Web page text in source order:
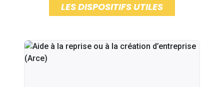
LES DISPOSITIFS UTILES